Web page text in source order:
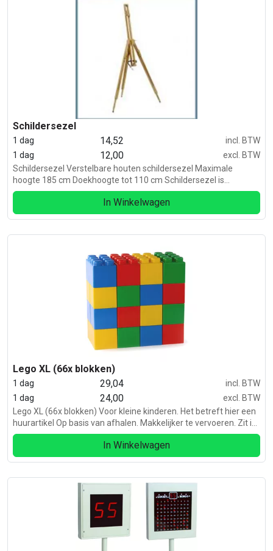
Schildersezel
1 dag 14,52
incl. BTW
1 dag
12,00
excl. BTW
Schildersezel Verstelbare houten schildersezel Maximale
hoogte 185 cm Doekhoogte tot 110 cm Schildersezel is
inklapbaar inclusief leren riempje om vast te binden.
In Winkelwagen
Lego XL (66x blokken)
1 dag 29,04
incl. BTW
1 dag
24,00
excl. BTW
Lego XL (66x blokken) Voor kleine kinderen. Het betreft hier een
huurartikel Op basis van afhalen. Makkelijker te vervoeren. Zit in
2 kratten.
In Winkelwagen